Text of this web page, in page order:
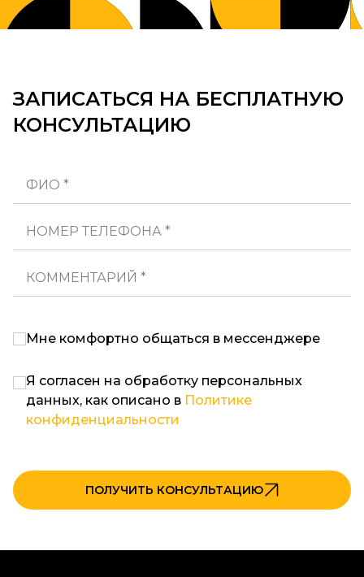
ЗАПИСАТЬСЯ НА БЕСПЛАТНУЮ
КОНСУЛЬТАЦИЮ
ФИО *
НОМЕР ТЕЛЕФОНА *
КОММЕНТАРИЙ *
Мне комфортно общаться в мессенджере
Я согласен на обработку персональных
данных, как описано в Политике
конфиденциальности
ПОЛУЧИТЬ КОНСУЛЬТАЦИЮ